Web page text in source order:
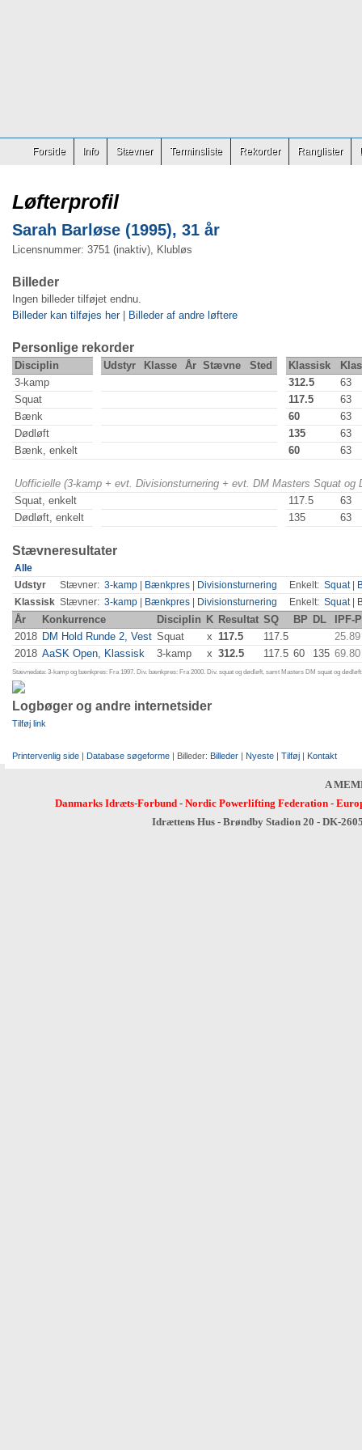
Forside Info Stævner Terminsliste Rekorder Ranglister
Løfterprofil
Sarah Barløse (1995), 31 år
Licensnummer: 3751 (inaktiv), Klubløs
Billeder
Ingen billeder tilføjet endnu.
Billeder kan tilføjes her| Billeder af andre løftere
Personlige rekorder
Disciplin Udstyr Klasse År Stævne Sted Klassisk
3-kamp
312.5
63
Squat
117.5
63
Bænk
60
63
Dødløft
135
63
Bænk, enkelt
60 63
Uofficielle (3-kamp + evt. Divisionsturnering + evt. DM Masters Squat
Squat, enkelt
117.5
63
Dødløft, enkelt
135 63
Stævneresultater
Alle
Udstyr
Stævner: 3-kamp Bænkpres Divisionsturnering Enkelt: Squat|
Klassisk Stævner: 3-kamp Bænkpres Divisionsturnering Enkelt: Squat|
År Konkurrence Disciplin K Resultat SQ BP DL
IPF-P
2018 DM Hold Runde 2, Vest Squat x 117.5 117.5
25.89
2018 AaSK Open, Klassisk 3-kamp x 312.5 117.5 60 135 69.80
Stævnedata: 3-kamp og bænkpres: Fra 1997. Div. bænkpres: Fra 2000. Div. squat og dødløft, samt Masters DM squat og
Logbøger og andre internetsider
Tilføj link
Printervenlig side | Database søgeforme | Billeder: Billeder | Nyeste | Tilføj | Kontakt
A
Danmarks Idræts-Forbund- Nordic Powerlifting Federation-
Idrættens Hus - Brøndby Stadion 20 - DK-